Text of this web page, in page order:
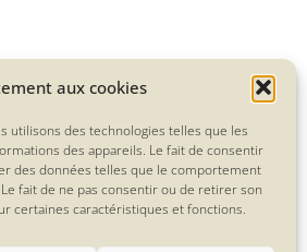
aux cookies
utilisons des technologies telles que les
des appareils. Le fait de consentir
des données telles que le comportement
fait de ne pas consentir ou de retirer son
certaines caractéristiques et fonctions.